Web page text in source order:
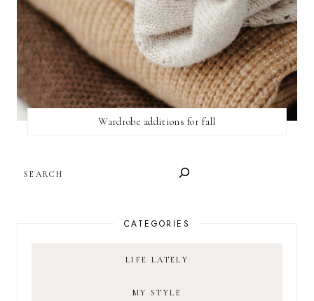
Wardrobe additions for fall
CATEGORIES
LIFE LATELY
MY STYLE